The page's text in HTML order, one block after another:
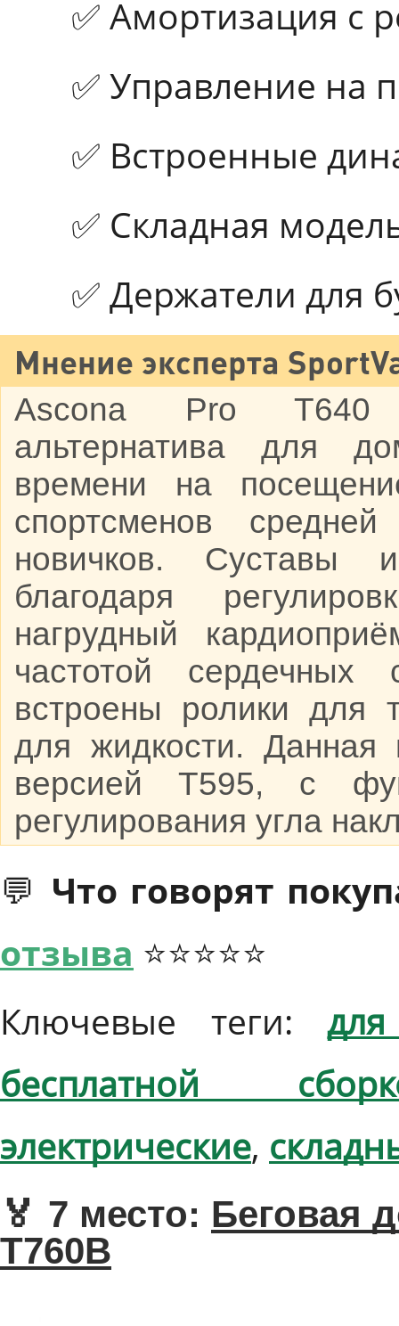
✅ Амортизация с
✅ Управление на
✅ Встроенные
✅ Складная
✅ Держатели для
Мнение эксперта
Ascona Pro T640
альтернатива для
времени на
спортсменов
новичков. Суставы
благодаря
нагрудный
частотой сердечных
встроены ролики для
для жидкости. Данная
версией T595, с
регулирования угла
💬 Что говорят
отзыва ⭐⭐⭐⭐⭐
Ключевые теги:
бесплатной
электрические,
🏅 7 место: Беговая
T760B